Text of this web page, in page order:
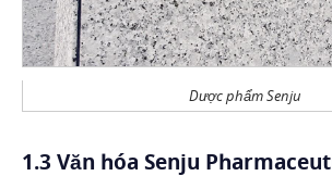
Dược phẩm Senju
1.3 Văn hóa Senju